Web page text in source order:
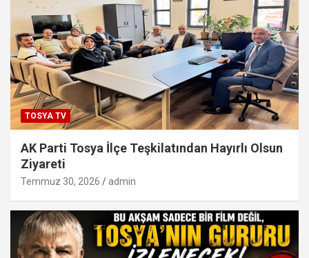
TOSYA TV
AK Parti Tosya İlçe Teşkilatından Hayırlı Olsun
Ziyareti
Temmuz 30, 2026 admin